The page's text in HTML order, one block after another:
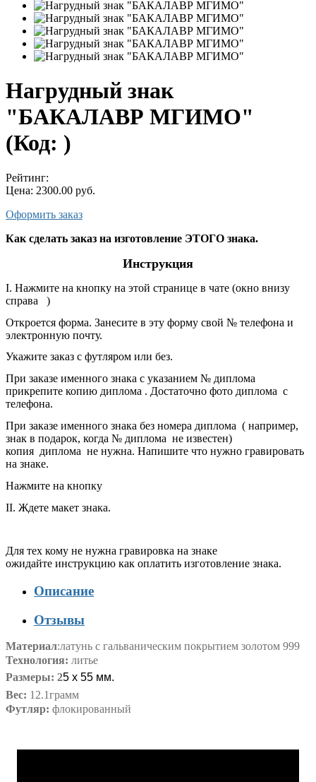
Нагрудный знак
"БАКАЛАВР МГИМО"
(Код: )
Рейтинг:
Цена: 2300.00 руб.
Оформить заказ
Как сделать заказ на изготовление ЭТОГО знака.
Инструкция
I. Нажмите на кнопку на этой странице в чате (окно внизу
справа )
Откроется форма. Занесите в эту форму свой № телефона и
электронную почту.
Укажите заказ с футляром или без.
При заказе именного знака с указанием № диплома
прикрепите копию диплома . Достаточно фото диплома с
телефона.
При заказе именного знака без номера диплома ( например,
знак в подарок, когда № диплома не известен)
копия диплома не нужна. Напишите что нужно гравировать
на знаке.
Нажмите на кнопку
II. Ждете макет знака.
Для тех кому не нужна гравировка на знаке
ожидайте инструкцию как оплатить изготовление знака.
Описание
Отзывы
Материал:латунь с гальваническим покрытием золотом 999
Технология: литье
Размеры: 25 х 55 мм.
Вес: 12.1грамм
Футляр: флокированный